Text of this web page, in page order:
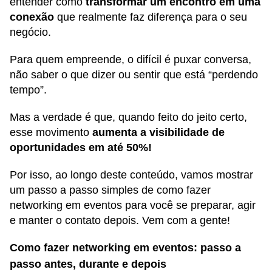
conexão que realmente faz diferença para o seu
negócio.
Para quem empreende, o difícil é puxar conversa,
não saber o que dizer ou sentir que está “perdendo
tempo”.
Mas a verdade é que, quando feito do jeito certo,
esse movimento aumenta a visibilidade de
oportunidades em até 50%!
Por isso, ao longo deste conteúdo, vamos mostrar
um passo a passo simples de como fazer
networking em eventos para você se preparar, agir
e manter o contato depois. Vem com a gente!
Como fazer networking em eventos: passo a
passo antes, durante e depois